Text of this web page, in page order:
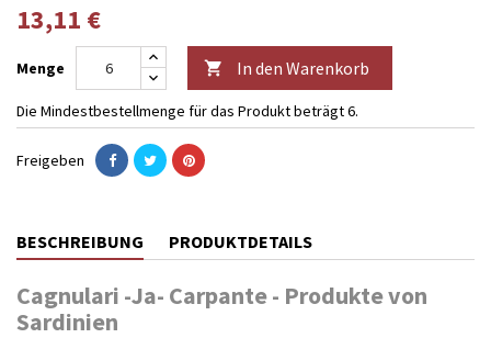
13,11 €
Menge  In den Warenkorb
Die Mindestbestellmenge für das Produkt beträgt 6.
Freigeben
BESCHREIBUNG PRODUKTDETAILS
Cagnulari -Ja- Carpante - Produkte von
Sardinien